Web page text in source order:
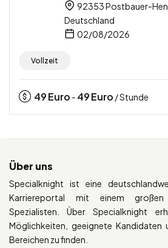
92353 Postbauer-
Deutschland
02/08/2026
Vollzeit
49Euro - 49Euro / Stunde
Über uns
Specialknight ist eine
Karriereportal mit einem
Spezialisten. Über Specialknight
Möglichkeiten, geeignete Kandidaten
Bereichen zu finden.